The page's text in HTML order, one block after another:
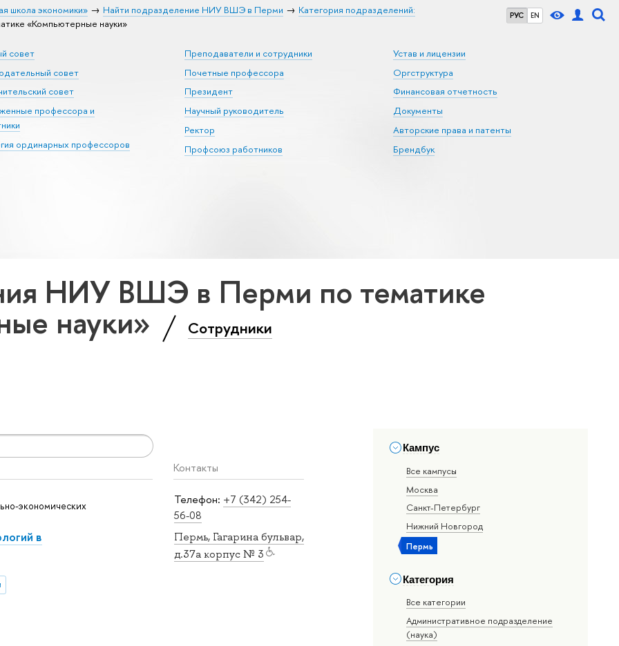
РУС EN
школа экономики» Найти подразделение НИУ ВШЭ в Перми
Категория подразделений:
«Компьютерные науки»
совет
совет
совет
профессора и
ординарных профессоров
Преподаватели и сотрудники
Почетные профессора
Президент
Научный руководитель
Ректор
Профсоюз работников
Устав и лицензии
Оргструктура
Финансовая отчетность
Документы
Авторские права и патенты
Брендбук
НИУ ВШЭ в Перми по тематике
науки» Сотрудники
Кампус
Все кампусы
Москва
Санкт-Петербург
Нижний Новгород
Пермь
Категория
Все категории
Административное подразделение
(наука)
Контакты
Телефон: +7 (342) 254-
56-08
Пермь, Гагарина бульвар,
д.37а корпус № 3
экономических
в